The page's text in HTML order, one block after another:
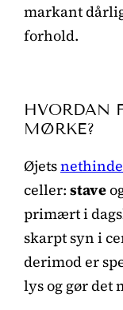
markant
forhold.
HVORDAN
MØRKE?
Øjetsnethinde
celler: stave
primært i
skarpt syn i
derimod er
lys og gør det